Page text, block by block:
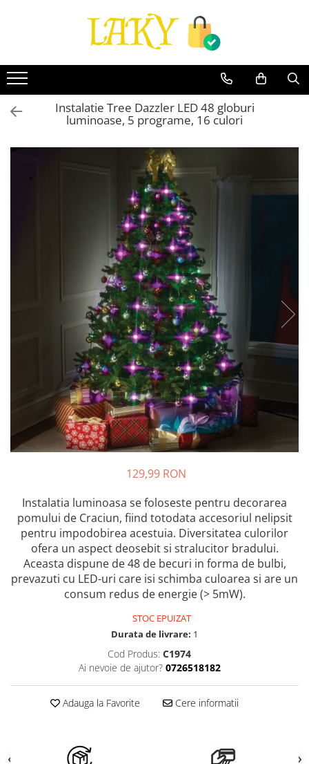
Toate Produsele
Îngrijire personală & Cosmetice
Casă & Grădină
Diverse
Accesorii telefoane & Gadgeturi
Accesorii telefoane & Gadgeturi
Gaming & Jucării
Electrocasnice & Electronice
Truse, Scule de mana si unelte
Auto, Moto, Vehicule Electrice
Instalatii luminoase, Brazi Artificiali
Sisteme de supraveghere si
securitate
Instalatie Tree Dazzler LED 48 globuri
luminoase, 5 programe, 16 culori
129,99 RON
Instalatia luminoasa se foloseste pentru decorarea
pomului de Craciun, fiind totodata accesoriul nelipsit
pentru impodobirea acestuia. Diversitatea culorilor
ofera un aspect deosebit si stralucitor bradului.
Aceasta dispune de 48 de becuri in forma de bulbi,
prevazuti cu LED-uri care isi schimba culoarea si are un
consum redus de energie (> 5mW).
STOC EPUIZAT
Durata de livrare: 1
Cod Produs: C1974
Ai nevoie de ajutor? 0726518182
Adauga la Favorite Cere informatii